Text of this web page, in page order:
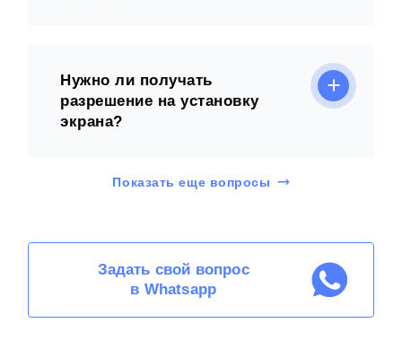
Нужно ли получать
разрешение на установку
экрана?
Показать еще вопросы
Задать свой вопрос
в Whatsapp